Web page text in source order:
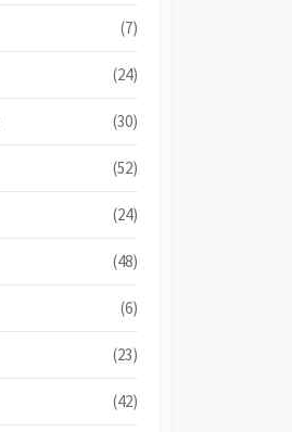
(7)
(24)
(30)
(52)
(24)
(48)
(6)
(23)
(42)